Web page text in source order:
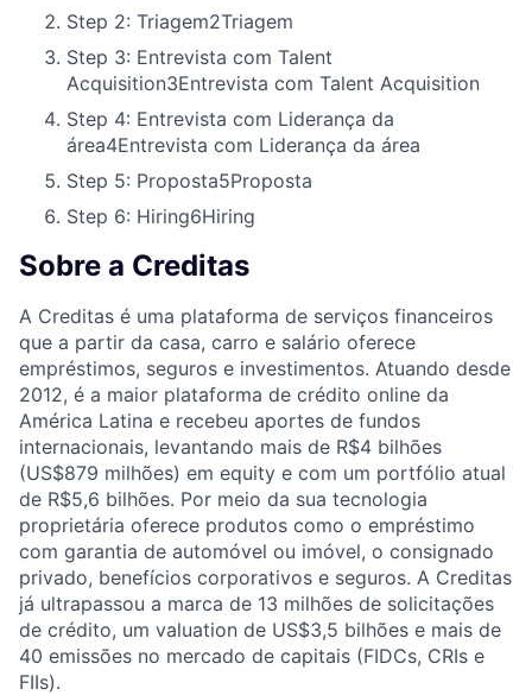
Step 2: Triagem2Triagem
Step 3: Entrevista com Talent
Acquisition3Entrevista com Talent Acquisition
Step 4: Entrevista com Liderança da
área4Entrevista com Liderança da área
Step 5: Proposta5Proposta
Step 6: Hiring6Hiring
Sobre a Creditas
A Creditas é uma plataforma de serviços financeiros
que a partir da casa, carro e salário oferece
empréstimos, seguros e investimentos. Atuando desde
2012, é a maior plataforma de crédito online da
América Latina e recebeu aportes de fundos
internacionais, levantando mais de R$4 bilhões
(US$879 milhões) em equity e com um portfólio atual
de R$5,6 bilhões. Por meio da sua tecnologia
proprietária oferece produtos como o empréstimo
com garantia de automóvel ou imóvel, o consignado
privado, benefícios corporativos e seguros. A Creditas
já ultrapassou a marca de 13 milhões de solicitações
de crédito, um valuation de US$3,5 bilhões e mais de
40 emissões no mercado de capitais (FIDCs, CRIs e
FIIs).